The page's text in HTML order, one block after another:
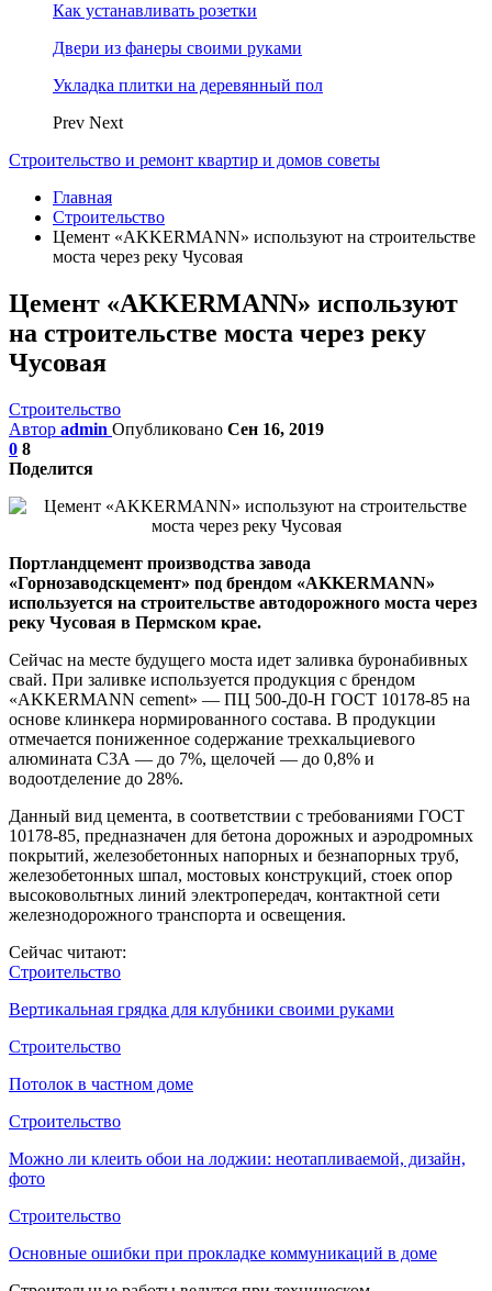
Как устанавливать розетки
Двери из фанеры своими руками
Укладка плитки на деревянный пол
Prev Next
Строительство и ремонт квартир и домов советы
Главная
Строительство
Цемент «AKKERMANN» используют на строительстве
моста через реку Чусовая
Цемент «AKKERMANN» используют
на строительстве моста через реку
Чусовая
Строительство
Автор admin Опубликовано Сен 16, 2019
0 8
Поделится
Портландцемент производства завода
«Горнозаводскцемент» под брендом «AKKERMANN»
используется на строительстве автодорожного моста через
реку Чусовая в Пермском крае.
Сейчас на месте будущего моста идет заливка буронабивных
свай. При заливке используется продукция с брендом
«AKKERMANN cement» — ПЦ 500-Д0-Н ГОСТ 10178-85 на
основе клинкера нормированного состава. В продукции
отмечается пониженное содержание трехкальциевого
алюмината С3А — до 7%, щелочей — до 0,8% и
водоотделение до 28%.
Данный вид цемента, в соответствии с требованиями ГОСТ
10178-85, предназначен для бетона дорожных и аэродромных
покрытий, железобетонных напорных и безнапорных труб,
железобетонных шпал, мостовых конструкций, стоек опор
высоковольтных линий электропередач, контактной сети
железнодорожного транспорта и освещения.
Сейчас читают:
Строительство
Вертикальная грядка для клубники своими руками
Строительство
Потолок в частном доме
Строительство
Можно ли клеить обои на лоджии: неотапливаемой, дизайн,
фото
Строительство
Основные ошибки при прокладке коммуникаций в доме